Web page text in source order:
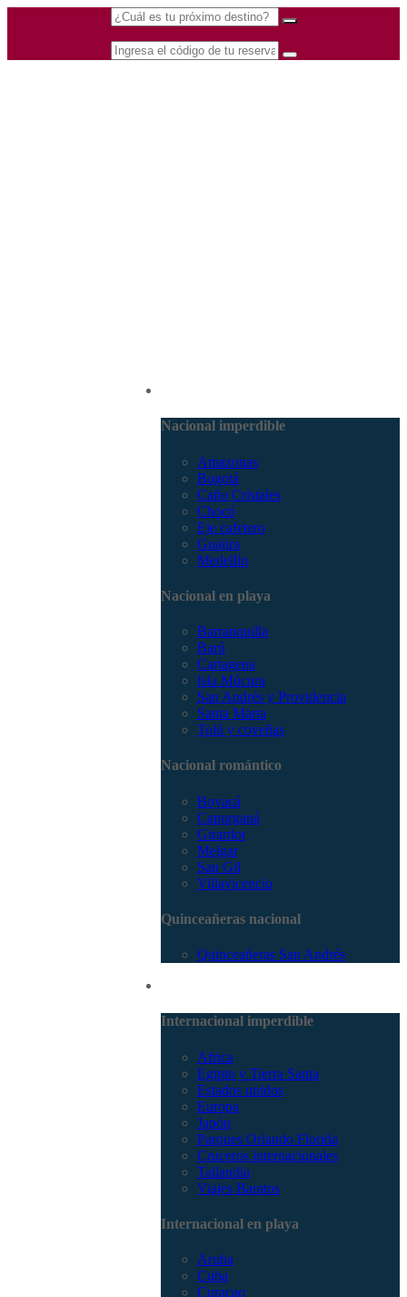
Nacional imperdible
Amazonas
Bogotá
Caño Cristales
Chocó
Eje cafetero
Guajira
Medellín
Nacional en playa
Barranquilla
Barú
Cartagena
Isla Múcura
San Andrés y Providencia
Santa Marta
Tolú y coveñas
Nacional romántico
Boyacá
Capurganá
Girardot
Melgar
San Gil
Villavicencio
Quinceañeras nacional
Quinceañeras San Andrés
Internacional imperdible
Africa
Egipto y Tierra Santa
Estados unidos
Europa
Japón
Parques Orlando Florida
Cruceros internacionales
Tailandia
Viajes Baratos
Internacional en playa
Aruba
Cuba
Curacao